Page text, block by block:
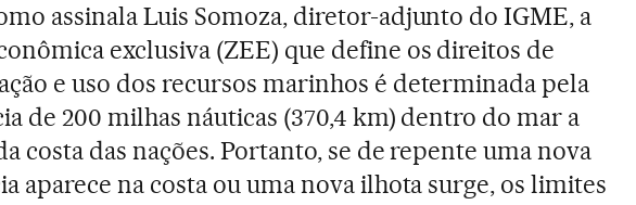
assinala Luis Somoza, diretor-adjunto do IGME, a
exclusiva (ZEE) que define os direitos de
e uso dos recursos marinhos é determinada pela
de 200 milhas náuticas (370,4 km) dentro do mar a
costa das nações. Portanto, se de repente uma nova
aparece na costa ou uma nova ilhota surge, os limites